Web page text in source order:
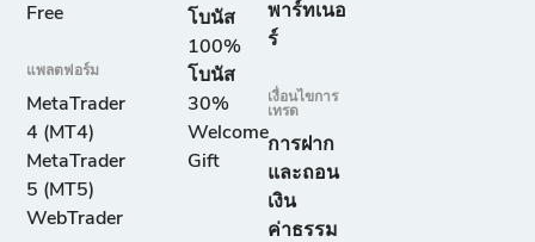
Free
แพลตฟอร์ม
MetaTrader
4 (MT4)
MetaTrader
5 (MT5)
WebTrader
โบนัส
100%
โบนัส
30%
Welcome
Gift
พาร์ทเนอ
ร์
เงื่อนไขการ
เทรด
การฝาก
และถอน
เงิน
ค่าธรรม